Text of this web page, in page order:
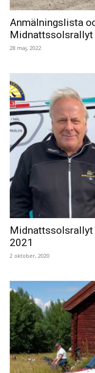
Anmälningslista
Midnattssolsrallyt
28 maj, 2022
Midnattssolsrallyt
2021
2 oktober, 2020